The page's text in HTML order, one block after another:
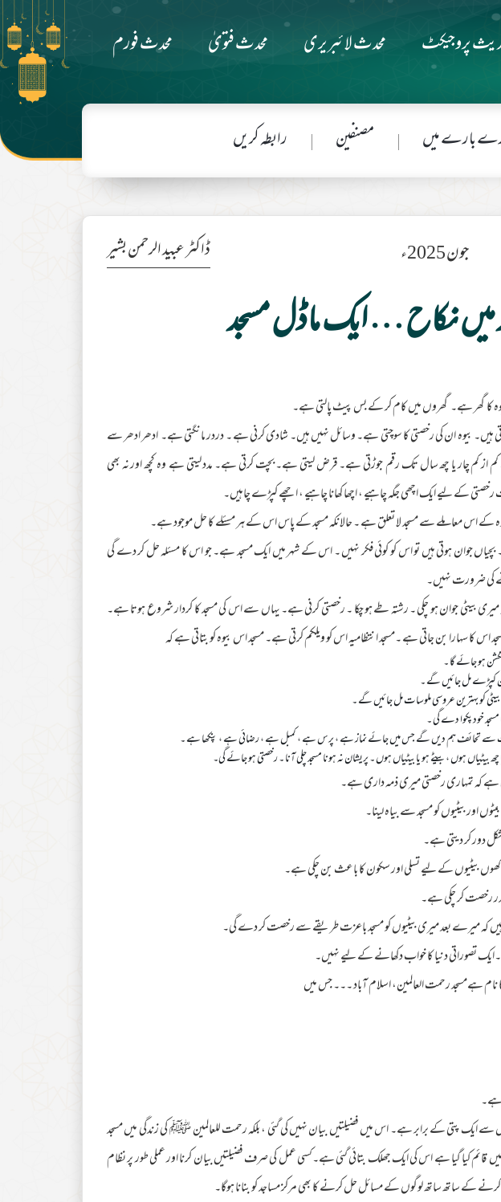
پروجیکٹ محدث لائبریری محدث فتویٰ محدث فورم
بارے میں مصنفین رابطہ کریں
جون 2025ء ڈاکٹر عبید الرحمن بشیر
میں نکاح … ایک ماڈل مسجد
کا گھر ہے۔ گھروں میں کام کر کے بس پیٹ پالتی ہے۔
ہوتی ہیں۔ بیوہ ان کی رخصتی کا سوچتی ہے۔ وسائل نہیں ہیں۔ شادی کرنی ہے ۔ دردر مانگتی ہے۔ ادھر ادھر سے
از کم چار یا چھ سال تک رقم جوڑتی ہے۔ قرض لیتی ہے۔ بچت کرتی ہے۔ مدد لیتی ہے ـ وہ کچھ اور نہ بھی
کے لیے ایک اچھی جگہ چاہیے ، اچھا کھانا چاہیے ، اچھے کپڑے چاہیں۔
کے اس معاملے سے مسجد لا تعلق ہے ۔ حالانکہ مسجد کے پاس اس کے ہر مسئلے کا حل موجود ہے۔
بچیاں جوان ہوتی ہیں تو اس کو کوئی فکر نہیں ۔ اس کے شہر میں ایک مسجد ہے۔ جو اس کا مسئلہ حل کر دے گی
کی ضرورت نہیں۔
بیٹی جوان ہو چکی ۔ رشتہ طے ہو چکا ۔ رخصتی کرنی ہے۔ یہاں سے اس کی مسجد کا کردار شروع ہوتا ہے۔
کا سہارا بن جاتی ہے ۔مسجد انتظامیہ اس کو ویلکم کرتی ہے۔ مسجد اس بیوہ کو بتاتی ہے کہ
ہو جائے گا ۔
کپڑے مل جائیں گے ۔
کو بہترین عروسی ملوسات مل جائیں گے ۔
خود پکوا دے گی ۔
سے تحائف ہم دیں گے جس میں جائے نماز ہے ، پرس ہے ، کمبل ہے ، رضائی ہے ، پنکھا ہے ۔
بیٹیاں ہوں ، بیٹے ہو یا بیٹیاں ہوں ۔ پریشان نہ ہونا مسجد چلی آنا ۔ رخصتی ہو جائے گی۔
ہے کہ تمہاری رخصتی میری ذمہ داری ہے۔
اور بیٹیوں کو مسجد سے بیاہ لینا۔
دور کر دیتی ہے۔
بیٹیوں کے لیے تسلی اور سکون کا باعث بن چکی ہے۔
رخصت کر چکی ہے۔
کہ میرے بعد میری بیٹیوں کو مسجد باعزت طریقے سے رخصت کر دے گی۔
تصوراتی دنیا کا خواب دکھانے کے لیے نہیں۔
ہےمسجد رحمت العالمین، اسلام آباد ۔۔۔ جس میں
ایک پتی کے برابر ہے۔ اس میں فضیلتیں بیان نہیں کی گئی ، بلکہ رحمت للعالمین ﷺ کی زندگی میں مسجد
قائم کیا گیا ہے اس کی ایک جھلک بتائی گئی ہے۔کسی عمل کی صرف فضیلتیں بیان کرنا اور عملی طور پر نظام
کے ساتھ ساتھ لوگوں کے مسائل حل کرنے کا بھی مرکز مساجد کو بنانا ہوگا۔